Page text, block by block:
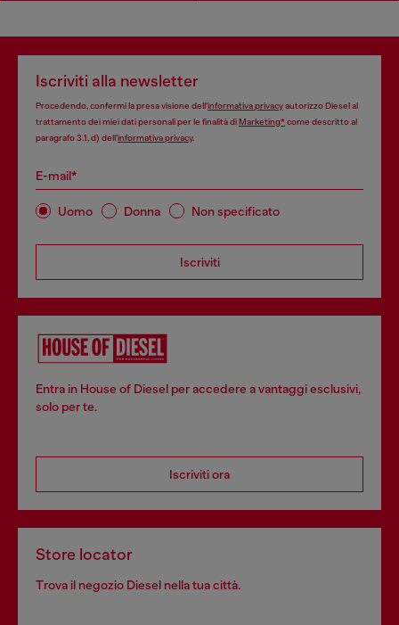
Iscriviti alla newsletter
Procedendo, confermi la presa visione dell’informativa privacyautorizzo Diesel al
trattamento dei miei dati personali per le finalità diMarketing*come descritto al
paragrafo 3.1, d) dell’informativa privacy.
E-mail*
Uomo Donna Non specificato
Iscriviti
Entra in House of Diesel per accedere a vantaggi esclusivi,
solo per te.
Iscriviti ora
Store locator
Trova il negozio Diesel nella tua città.